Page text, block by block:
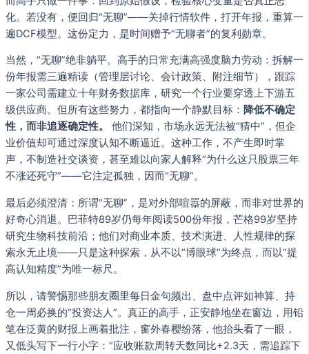
化。若没有，便回归“无聊”——关掉行情软件，打开年报，重算一
遍DCF模型。这份定力，是时间赠予“无聊者”的复利勋章。
当然，“无聊”绝非躺平。高手的日常充满高强度脑力劳动：拆解一
份年报需三遍精读（管理层讨论、会计政策、附注细节），跟踪
一家公司需建立十年财务数据库，研究一个行业要穿透上下游五
级供应商。但所有这些努力，都指向一个静默目标： 降低不确定
性，而非追逐确定性。
他们深知，市场永远无法被“猜中”，但企
业价值却可通过深度认知不断逼近。这种工作，不产生即时掌
声，不制造社交谈资，甚至难以向家人解释“为什么这只股票三年
不涨还死守”——它注定孤独，因而“无聊”。
最后必须澄清：所谓“无聊”，是对外部喧嚣的屏蔽，而非对世界的
好奇心消退。巴菲特89岁仍每年阅读500份年报，芒格99岁坚持
研究生物科技前沿；他们对商业本质、技术演进、人性规律的探
索永无止境——只是这种探索，从不以“博眼球”为终点，而以“提
高认知精度”为唯一标尺。
所以，请警惕那些朋友圈里每日金句频出、盘中点评如神算、持
仓一周必换的“投资达人”。真正的高手，正安静地坐在窗边，用铅
笔在泛黄的财报上画着批注，窗外春樱纷落，他抬头看了一眼，
又低头写下一行小字：“应收账款周转天数同比+2.3天，需追踪下